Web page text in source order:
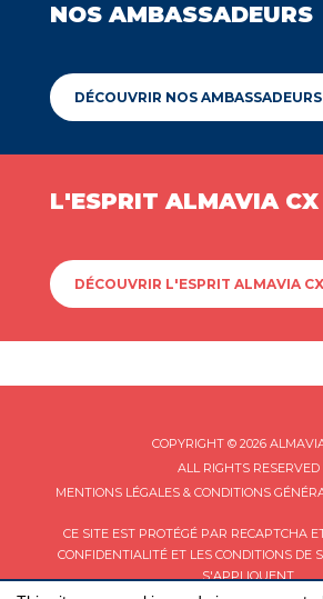
NOS AMBASSADEURS
DÉCOUVRIR NOS AMBASSADEURS
L'ESPRIT ALMAVIA CX
DÉCOUVRIR L'ESPRIT ALMAVIA CX
COPYRIGHT © 2026
ALL RIGHTS RESERVED
MENTIONS LÉGALES & CONDITIONS
CE SITE EST PROTÉGÉ PAR RECAPTCHA
CONFIDENTIALITÉET LES CONDITIONS DE
S'APPLIQUENT.